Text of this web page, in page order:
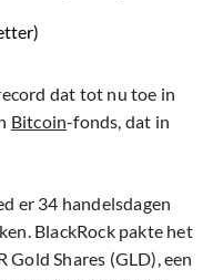
dat tot nu toe in
Bitcoin-fonds, dat in
er 34 handelsdagen
BlackRock pakte het
Gold Shares (GLD), een